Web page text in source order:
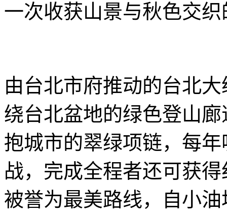
一次收获山景与秋色交
由台北市府推动的台北
绕台北盆地的绿色登山
抱城市的翠绿项链，每
战，完成全程者还可获
被誉为最美路线，自小